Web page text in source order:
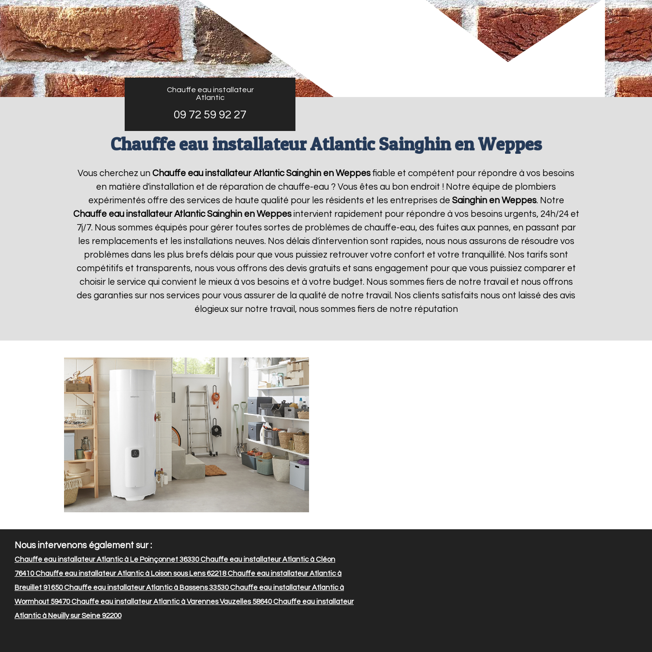
Chauffe eau installateur
Atlantic
09 72 59 92 27
Chauffe eau installateur Atlantic Sainghin en Weppes
Vous cherchez un Chauffe eau installateur Atlantic Sainghin en Weppes fiable et compétent pour répondre à vos besoins
en matière d'installation et de réparation de chauffe-eau ? Vous êtes au bon endroit ! Notre équipe de plombiers
expérimentés offre des services de haute qualité pour les résidents et les entreprises de Sainghin en Weppes. Notre
Chauffe eau installateur Atlantic Sainghin en Weppesintervient rapidement pour répondre à vos besoins urgents, 24h/24 et
7j/7. Nous sommes équipés pour gérer toutes sortes de problèmes de chauffe-eau, des fuites aux pannes, en passant par
les remplacements et les installations neuves. Nos délais d'intervention sont rapides, nous nous assurons de résoudre vos
problèmes dans les plus brefs délais pour que vous puissiez retrouver votre confort et votre tranquillité. Nos tarifs sont
compétitifs et transparents, nous vous offrons des devis gratuits et sans engagement pour que vous puissiez comparer et
choisir le service qui convient le mieux à vos besoins et à votre budget. Nous sommes fiers de notre travail et nous offrons
des garanties sur nos services pour vous assurer de la qualité de notre travail. Nos clients satisfaits nous ont laissé des avis
élogieux sur notre travail, nous sommes fiers de notre réputation
Nous intervenons également sur :
Chauffe eau installateur Atlantic à Le Poinçonnet 36330Chauffe eau installateur Atlantic à Cléon
76410Chauffe eau installateur Atlantic à Loison sous Lens 62218Chauffe eau installateur Atlantic à
Breuillet 91650Chauffe eau installateur Atlantic à Bassens 33530Chauffe eau installateur Atlantic à
Wormhout 59470Chauffe eau installateur Atlantic à Varennes Vauzelles 58640Chauffe eau installateur
Atlantic à Neuilly sur Seine 92200